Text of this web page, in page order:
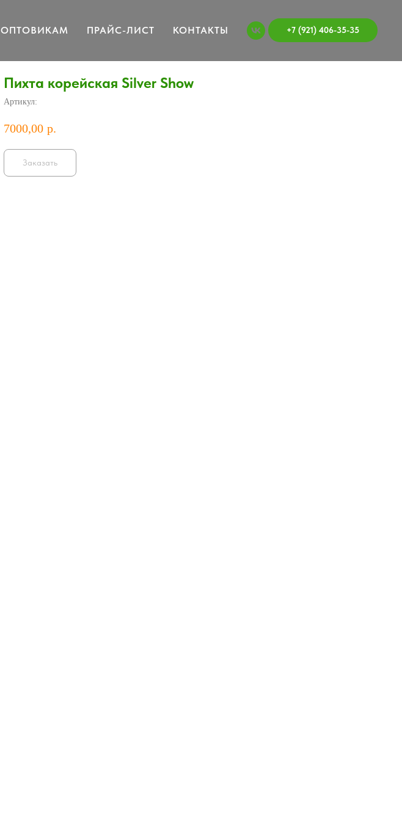
ОПТОВИКАМ ПРАЙС-ЛИСТ КОНТАКТЫ +7 (921) 406-35-35
Пихта корейская Silver Show
Артикул:
7000,00 р.
Заказать